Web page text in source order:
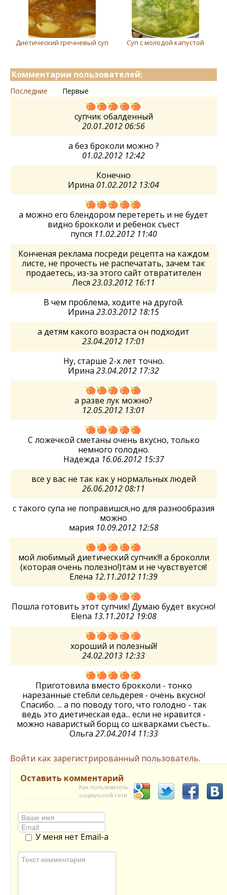
Диетический гречневый суп Суп с молодой капустой
Комментарии пользователей:
Последние Первые
супчик обалденный
20.01.2012 06:56
а без броколи можно ?
01.02.2012 12:42
Конечно
Ирина 01.02.2012 13:04
а можно его блендором перетереть и не будет
видно брокколи и ребенок съест
пупся 11.02.2012 11:40
Конченая реклама посреди рецепта на каждом
листе, не прочесть не распечатать, зачем так
продаетесь, из-за этого сайт отвратителен
Леся 23.03.2012 16:11
В чем проблема, ходите на другой.
Ирина 23.03.2012 18:15
а детям какого возраста он подходит
23.04.2012 17:01
Ну, старше 2-х лет точно.
Ирина 23.04.2012 17:32
а разве лук можно?
12.05.2012 13:01
С ложечкой сметаны очень вкусно, только
немного голодно.
Надежда 16.06.2012 15:37
все у вас не так как у нормальных людей
26.06.2012 08:11
с такого супа не поправишся,но для разнообразия
можно
мария 10.09.2012 12:58
мой любимый диетический супчик!!! а броколли
(которая очень полезно!)там и не чувствуется!
Елена 12.11.2012 11:39
Пошла готовить этот супчик! Думаю будет вкусно!
Elena 13.11.2012 19:08
хороший и полезный!
24.02.2013 12:33
Приготовила вместо брокколи - тонко
нарезанные стебли сельдерея - очень вкусно!
Спасибо. ... а по поводу того, что голодно - так
ведь это диетическая еда... если не нравится -
можно наваристый борщ со шкварками съесть..
Ольга 27.04.2014 11:33
Войти как зарегистрированный пользователь.
Оставить комментарий
Как пользователь
социальной сети
У меня нет Email-а